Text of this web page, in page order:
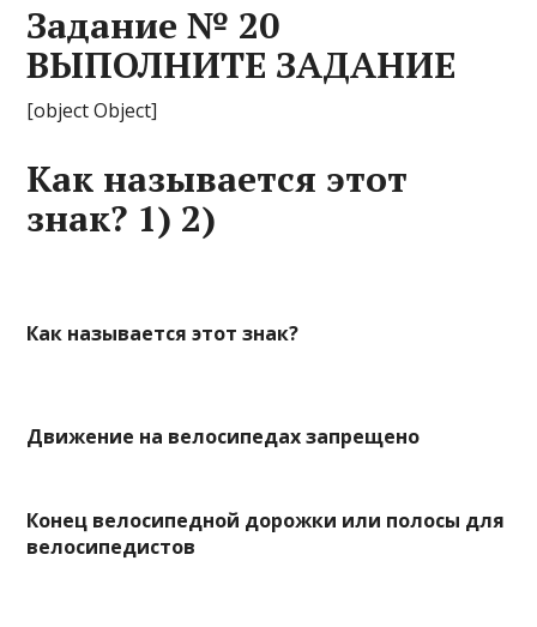
Задание № 20
ВЫПОЛНИТЕ ЗАДАНИЕ
[object Object]
Как называется этот
знак? 1) 2)
Как называется этот знак?
Движение на велосипедах запрещено
Конец велосипедной дорожки или полосы для
велосипедистов